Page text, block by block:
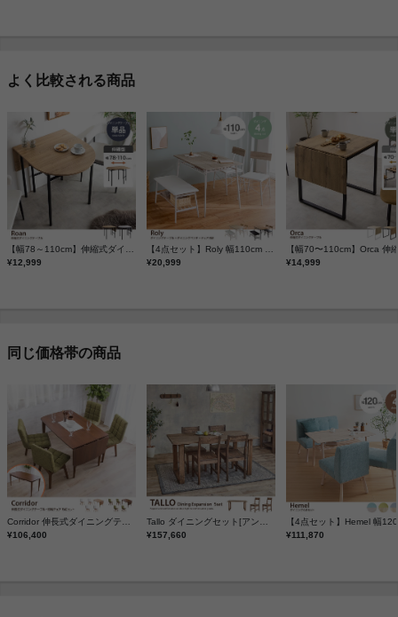
よく比較される商品
【幅78～110cm】伸縮式ダイニングテーブル
¥12,999
【4点セット】Roly 幅110cm ダイニングテーブル+ダイニングベンチ+チェア2脚
¥20,999
¥14,999
同じ価格帯の商品
¥106,400
¥157,660
¥111,870